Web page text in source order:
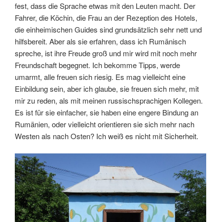
fest, dass die Sprache etwas mit den Leuten macht. Der
Fahrer, die Köchin, die Frau an der Rezeption des Hotels,
die einheimischen Guides sind grundsätzlich sehr nett und
hilfsbereit. Aber als sie erfahren, dass ich Rumänisch
spreche, ist ihre Freude groß und mir wird mit noch mehr
Freundschaft begegnet. Ich bekomme Tipps, werde
umarmt, alle freuen sich riesig. Es mag vielleicht eine
Einbildung sein, aber ich glaube, sie freuen sich mehr, mit
mir zu reden, als mit meinen russischsprachigen Kollegen.
Es ist für sie einfacher, sie haben eine engere Bindung an
Rumänien, oder vielleicht orientieren sie sich mehr nach
Westen als nach Osten? Ich weiß es nicht mit Sicherheit.